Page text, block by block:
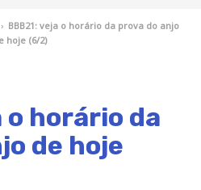
› BBB21: veja o horário da prova do anjo
hoje (6/2)
o horário da
de hoje